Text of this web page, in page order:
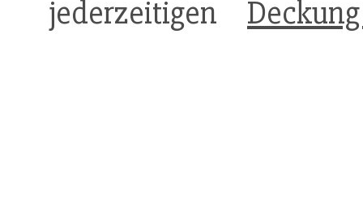
jederzeitigen